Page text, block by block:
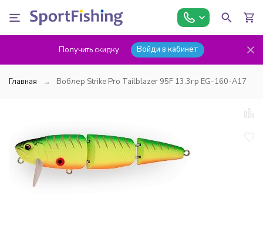
Получить скидку Войди в кабинет
Главная Воблер Strike Pro Tailblazer 95F 13.3гр EG-160-A17